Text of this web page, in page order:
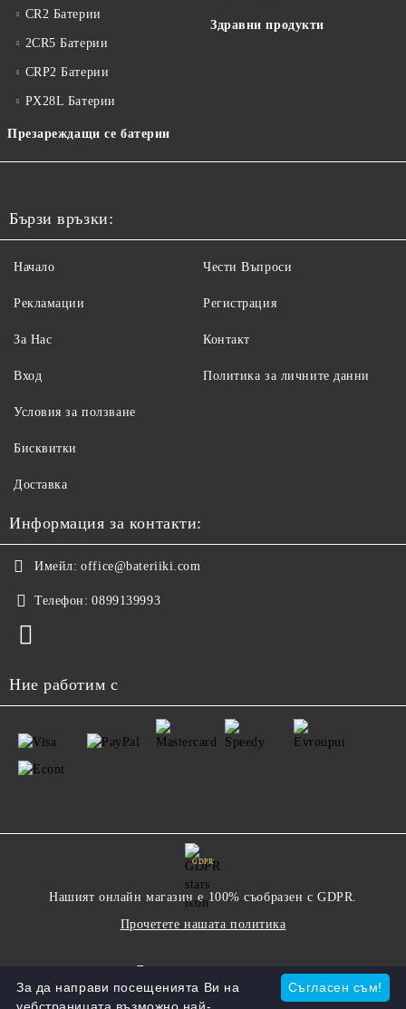
CR2 Батерии
2CR5 Батерии
CRP2 Батерии
PX28L Батерии
Презареждащи се батерии
Здравни продукти
Бързи връзки:
Начало
Рекламации
За Нас
Вход
Чести Въпроси
Регистрация
Контакт
Политика за личните данни
Условия за ползване
Бисквитки
Доставка
Информация за контакти:
Имейл: office@bateriiki.com
Телефон: 0899139993
Ние работим с
GDPR
Нашият онлайн магазин е 100% съобразен с GDPR.
Прочетете нашата политика
Съгласен съм!
За да направи посещенията Ви на